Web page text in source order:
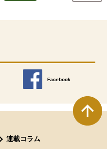
。
Facebook
別のウィンドウで開きます
連載コラム